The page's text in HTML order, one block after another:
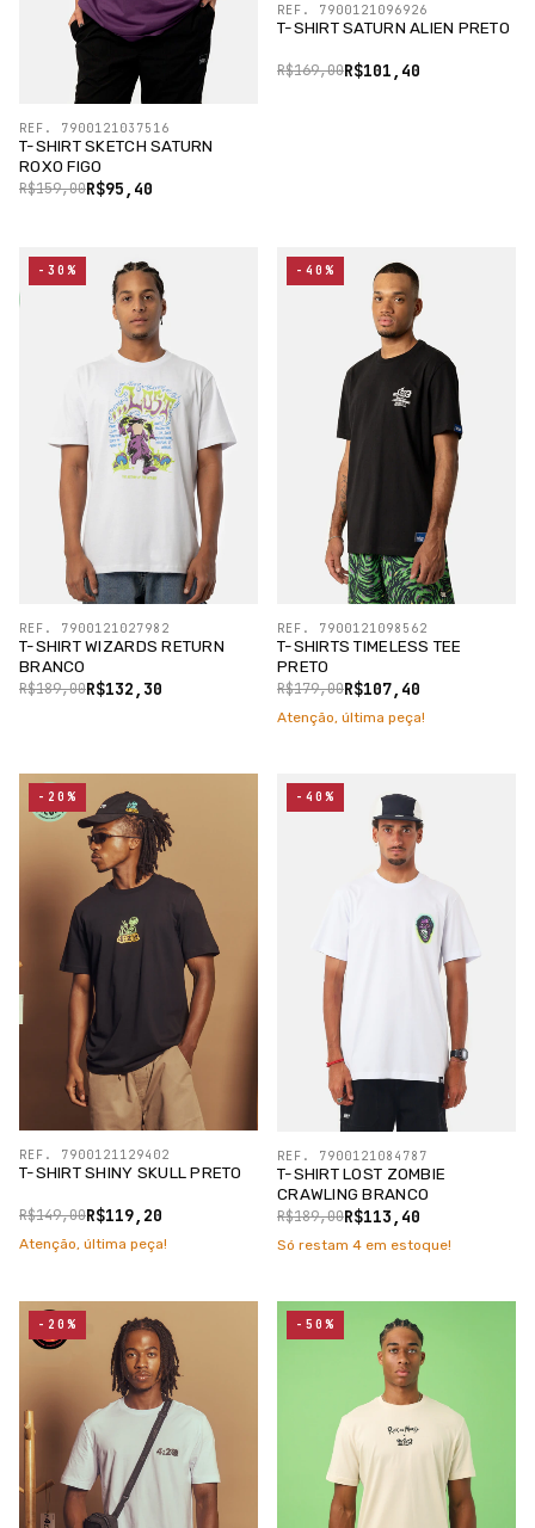
T-SHIRT SKETCH SATURN
ROXO FIGO
R$95,40
R$159,00
REF. 7900121037516
T-SHIRT SATURN ALIEN PRETO
R$101,40
R$169,00
REF. 7900121096926
T-SHIRT WIZARDS RETURN
BRANCO
R$132,30
R$189,00
REF. 7900121027982
-30%
T-SHIRTS TIMELESS TEE
PRETO
R$107,40
R$179,00
REF. 7900121098562
-40%
Atenção, última peça!
T-SHIRT SHINY SKULL PRETO
R$119,20
R$149,00
REF. 7900121129402
-20%
Atenção, última peça!
T-SHIRT LOST ZOMBIE
CRAWLING BRANCO
R$113,40
R$189,00
REF. 7900121084787
-40%
Só restam 4 em estoque!
-20% -50%